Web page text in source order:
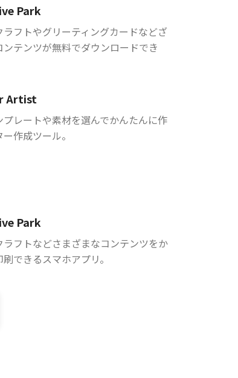
Park
フトやグリーティングカードなどざ
ンテンツが無料でダウンロードでき
Artist
プレートや素材を選んでかんたんに作
作成ツール。
Park
ラフトなどさまざまなコンテンツをか
できるスマホアプリ。